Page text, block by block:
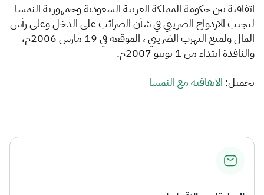
اقتراحات
الزكاة الجمارك
ضريبة القيمة المضافة
الإقرار الضريبي
التصرفات العقارية
اتفاقية بين حكومة المملكة العربية السعودية وجمهورية النمسا
لتجنب الازدواج الضريبي في شأن الضرائب على الدخل وعلى رأس
المال ولمنع التهرب الضريبي ، الموقعة في 19 مارس 2006م،
والنافذة ابتداء من 1 يونيو 2007م.
​​​​تحميل​: ​​ الاتفاقية مع النمسا​​​